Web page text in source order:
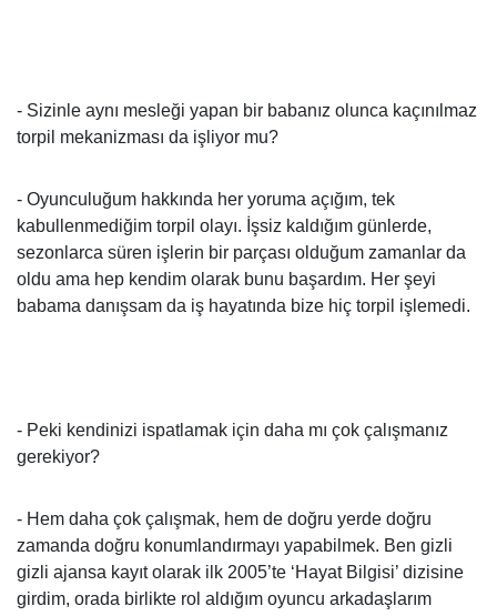
- Sizinle aynı mesleği yapan bir babanız olunca kaçınılmaz
torpil mekanizması da işliyor mu?
- Oyunculuğum hakkında her yoruma açığım, tek
kabullenmediğim torpil olayı. İşsiz kaldığım günlerde,
sezonlarca süren işlerin bir parçası olduğum zamanlar da
oldu ama hep kendim olarak bunu başardım. Her şeyi
babama danışsam da iş hayatında bize hiç torpil işlemedi.
- Peki kendinizi ispatlamak için daha mı çok çalışmanız
gerekiyor?
- Hem daha çok çalışmak, hem de doğru yerde doğru
zamanda doğru konumlandırmayı yapabilmek. Ben gizli
gizli ajansa kayıt olarak ilk 2005’te ‘Hayat Bilgisi’ dizisine
girdim, orada birlikte rol aldığım oyuncu arkadaşlarım